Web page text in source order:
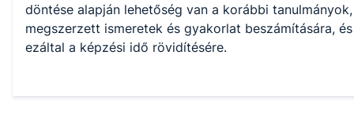
döntése alapján lehetőség van a korábbi tanulmányok,
megszerzett ismeretek és gyakorlat beszámítására, és
ezáltal a képzési idő rövidítésére.